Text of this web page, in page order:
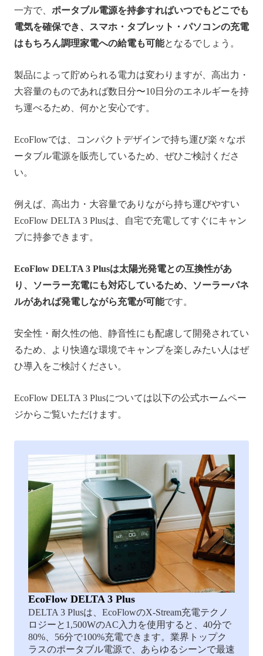
一方で、 ポータブル電源を持参すればいつでもどこでも
電気を確保でき、スマホ・タブレット・パソコンの充電
はもちろん調理家電への給電も可能となるでしょう。
製品によって貯められる電力は変わりますが、高出力・
大容量のものであれば数日分〜10日分のエネルギーを持
ち運べるため、何かと安心です。
EcoFlowでは、コンパクトデザインで持ち運び楽々なポ
ータブル電源を販売しているため、ぜひご検討くださ
い。
例えば、高出力・大容量でありながら持ち運びやすい
EcoFlow DELTA 3 Plusは、自宅で充電してすぐにキャン
プに持参できます。
EcoFlow DELTA 3 Plusは太陽光発電との互換性があ
り、ソーラー充電にも対応しているため、ソーラーパネ
ルがあれば発電しながら充電が可能です。
安全性・耐久性の他、静音性にも配慮して開発されてい
るため、より快適な環境でキャンプを楽しみたい人はぜ
ひ導入をご検討ください。
EcoFlow DELTA 3 Plusについては以下の公式ホームペー
ジからご覧いただけます。
EcoFlow DELTA 3 Plus
DELTA 3 Plusは、EcoFlowのX-Stream充電テクノ
ロジーと1,500WのAC入力を使用すると、40分で
80%、56分で100%充電できます。業界トップク
ラスのポータブル電源で、あらゆるシーンで最速